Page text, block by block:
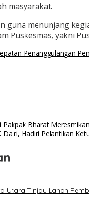
masyarakat.
guna menunjang
Puskesmas, yakni
Penanggulangan
Pakpak Bharat
Dairi, Hadiri Pelantikan
Utara Tinjau Lahan